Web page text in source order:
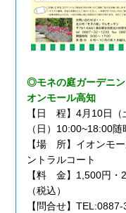
◎モネの庭ガーデニ
オンモール高知
【日 程】4月10日（
（日）10:00~18:00随
【場 所】イオンモ
ントラルコート
【料 金】1,500円・
（税込）
【問合せ】